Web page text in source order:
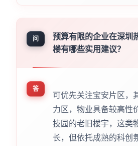
问
预算有限的企业在深圳
楼有哪些实用建议？
答
可优先关注宝安片区，
力区，物业具备较高性
技园的老旧楼宇，这类
长，但依托成熟的科创